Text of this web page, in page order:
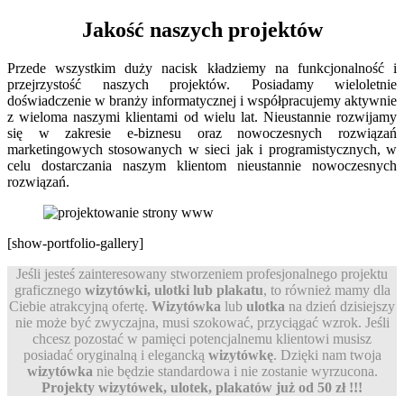
Jakość naszych projektów
Przede wszystkim duży nacisk kładziemy na funkcjonalność i
przejrzystość naszych projektów. Posiadamy wieloletnie
doświadczenie w branży informatycznej i współpracujemy aktywnie
z wieloma naszymi klientami od wielu lat. Nieustannie rozwijamy
się w zakresie e-biznesu oraz nowoczesnych rozwiązań
marketingowych stosowanych w sieci jak i programistycznych, w
celu dostarczania naszym klientom nieustannie nowoczesnych
rozwiązań.
[show-portfolio-gallery]
Jeśli jesteś zainteresowany stworzeniem profesjonalnego projektu
graficznego wizytówki, ulotki lub plakatu, to również mamy dla
Ciebie atrakcyjną ofertę. Wizytówka lub ulotka na dzień dzisiejszy
nie może być zwyczajna, musi szokować, przyciągać wzrok. Jeśli
chcesz pozostać w pamięci potencjalnemu klientowi musisz
posiadać oryginalną i elegancką wizytówkę. Dzięki nam twoja
wizytówka nie będzie standardowa i nie zostanie wyrzucona.
Projekty wizytówek, ulotek, plakatów już od 50 zł !!!